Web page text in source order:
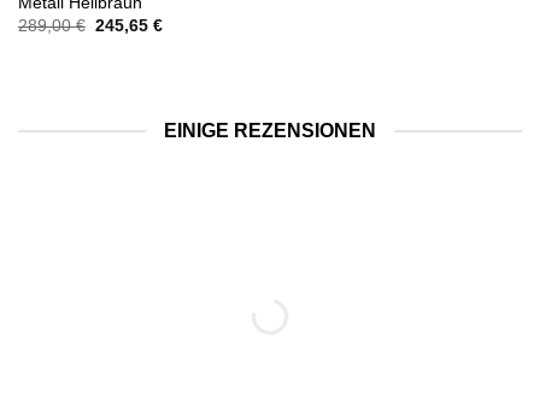
289,00€ Ursprünglicher
Preis
245,65 €Aktueller
EINIGE REZENSIONEN